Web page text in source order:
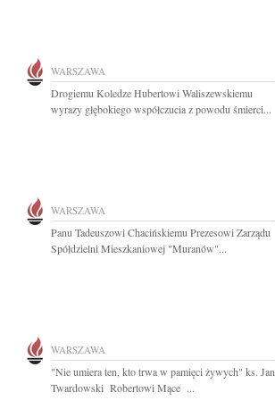
WARSZAWA
Drogiemu Koledze Hubertowi Waliszewskiemu
wyrazy głębokiego współczucia z powodu śmierci...
WARSZAWA
Panu Tadeuszowi Chacińskiemu Prezesowi Zarządu
Spółdzielni Mieszkaniowej "Muranów"...
WARSZAWA
"Nie umiera ten, kto trwa w pamięci żywych" ks. Jan
Twardowski Robertowi Mące ...